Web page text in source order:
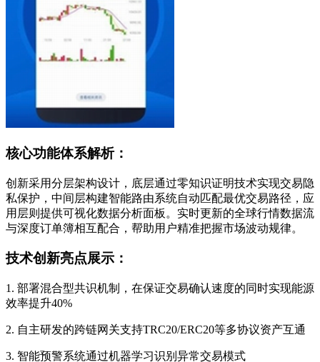
核心功能体系解析：
创新采用分层架构设计，底层通过零知识证明技术实现交易隐
私保护，中间层构建智能路由系统自动匹配最优交易路径，应
用层则提供可视化数据分析面板。实时更新的全球行情数据流
与深度订单簿相互配合，帮助用户精准把握市场波动规律。
技术创新亮点展示：
1. 部署混合型共识机制，在保证交易确认速度的同时实现能源
效率提升40%
2. 自主研发的跨链网关支持TRC20/ERC20等多协议资产互通
3. 智能预警系统通过机器学习识别异常交易模式